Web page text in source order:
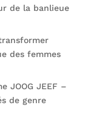
de la banlieue
des femmes
JOOG JEEF –
de genre